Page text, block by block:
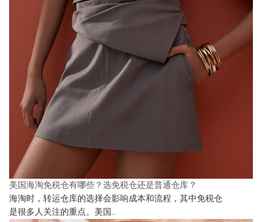
美国海淘免税仓有哪些？选免税仓还是普通仓库？
海淘时，转运仓库的选择会影响成本和流程，其中免税仓
是很多人关注的重点。美国..